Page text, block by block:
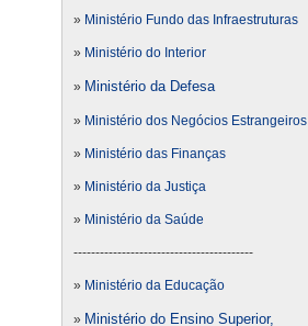
» Ministério Fundo das Infraestruturas
» Ministério do Interior
» Ministério da Defesa
» Ministério dos Negócios Estrangeiros
» Ministério das Finanças
» Ministério da Justiça
» Ministério da Saúde
-----------------------------------------
» Ministério da Educação
» Ministério do Ensino Superior,